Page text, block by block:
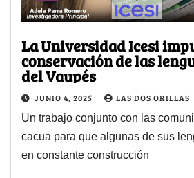
La Universidad Icesi
conservación de las
del Vaupés
JUNIO 4, 2025 LAS DOS ORILLAS
Un trabajo conjunto con las
cacua para que algunas de sus
en constante construcción